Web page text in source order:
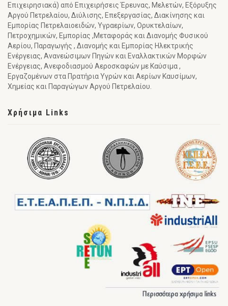
Επιχειρησιακά) από Επιχειρήσεις Έρευνας, Μελετών, Εξόρυξης
Αργού Πετρελαίου, Διύλισης, Επεξεργασίας, Διακίνησης και
Εμπορίας Πετρελαιοειδών, Υγραερίων, Ορυκτελαίων,
Πετροχημικών, Εμπορίας ,Μεταφοράς και Διανομής Φυσικού
Αερίου, Παραγωγής , Διανομής και Εμπορίας Ηλεκτρικής
Ενέργειας, Ανανεώσιμων Πηγών και Εναλλακτικών Μορφών
Ενέργειας, Ανεφοδιασμού Αεροσκαφών με Καύσιμα ,
Εργαζομένων στα Πρατήρια Υγρών και Αερίων Καυσίμων,
Χημείας και Παραγώγων Αργού Πετρελαίου.
Χρήσιμα Links